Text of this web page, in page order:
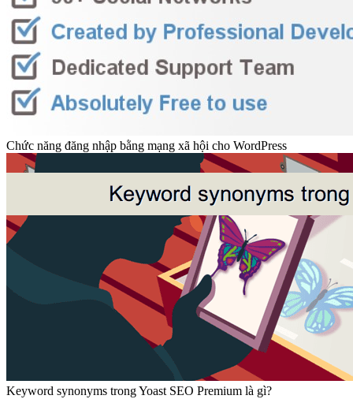
Chức năng đăng nhập bằng mạng xã hội cho WordPress
Keyword synonyms trong Yoast SEO Premium là gì?